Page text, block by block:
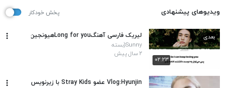
ویدیوهای پیشنهادی پخش خودکار
۰۲:۲۳
بعدی لیریک فارسی آهنگLong for youهیونجین
Sunny(بسته
شد)
۲ سال پیش
Vlog:Hyunjin عضو Stray Kids با زیرنویس